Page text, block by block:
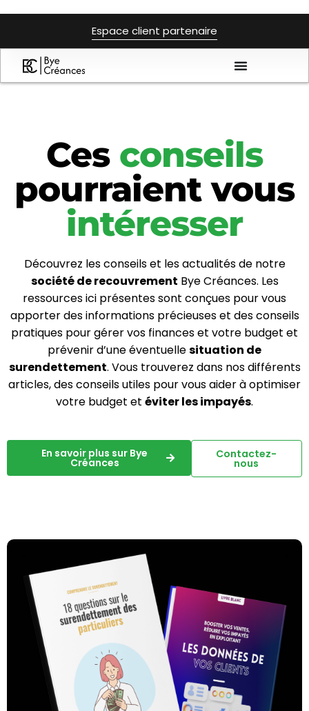
Espace client partenaire
Ces conseils
pourraient vous
intéresser
Découvrez les conseils et les actualités de notre
société de recouvrement Bye Créances. Les
ressources ici présentes sont conçues pour vous
apporter des informations précieuses et des conseils
pratiques pour gérer vos finances et votre budget et
prévenir d’une éventuellesituation de
surendettement. Vous trouverez dans nos différents
articles, des conseils utiles pour vous aider à optimiser
votre budget et éviter les impayés.
En savoir plus sur Bye
Créances
Contactez-
nous